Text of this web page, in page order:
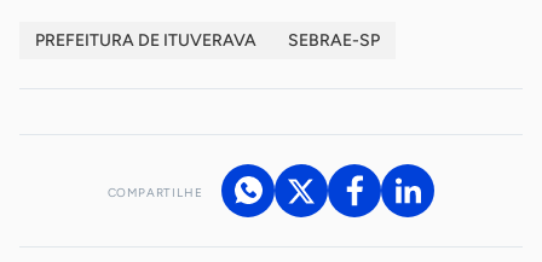
PREFEITURA DE ITUVERAVA SEBRAE-SP
COMPARTILHE